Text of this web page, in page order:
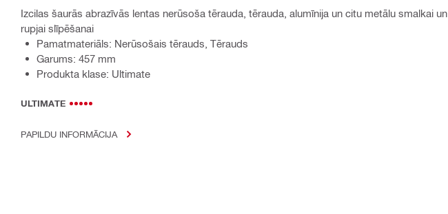
Izcilas šaurās abrazīvās lentas nerūsoša tērauda, tērauda, alumīnija un citu metālu smalkai un
rupjai slīpēšanai
Pamatmateriāls: Nerūsošais tērauds, Tērauds
Garums: 457 mm
Produkta klase: Ultimate
ULTIMATE
PAPILDU INFORMĀCIJA